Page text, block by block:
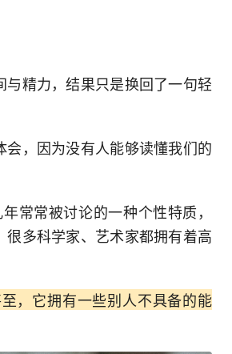
精力，结果只是换回了一句轻
，因为没有人能够读懂我们的
常常被讨论的一种个性特质，
多科学家、艺术家都拥有着高
，它拥有一些别人不具备的能